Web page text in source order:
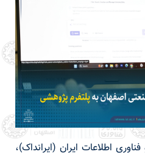
اطلاعات ایران (ایرانداک)،